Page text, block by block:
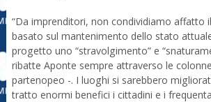
“Da imprenditori, non condividiamo affatto
basato sul mantenimento dello stato
progetto uno “stravolgimento” e
ribatte Aponte sempre attraverso le
partenopeo -. I luoghi si sarebbero
tratto enormi benefici i cittadini e i